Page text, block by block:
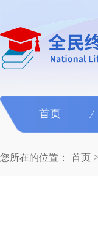
首页
您所在的位置： 首页